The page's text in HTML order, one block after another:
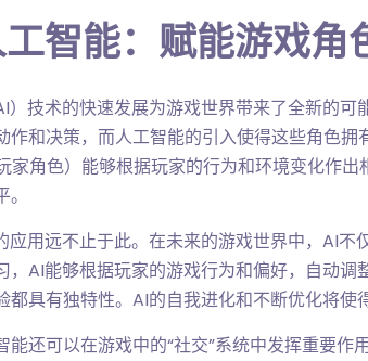
智能：赋能游戏角
）技术的快速发展为游戏世界带来了全新的
作和决策，而人工智能的引入使得这些角色
家角色）能够根据玩家的行为和环境变化作
应用远不止于此。在未来的游戏世界中，AI不
，AI能够根据玩家的游戏行为和偏好，自动
都具有独特性。AI的自我进化和不断优化将使
能还可以在游戏中的“社交”系统中发挥重要